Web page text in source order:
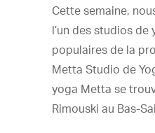
Cette semaine,
l’un des studios
populaires de la
Metta Studio de
yoga Metta se
Rimouski au Bas-